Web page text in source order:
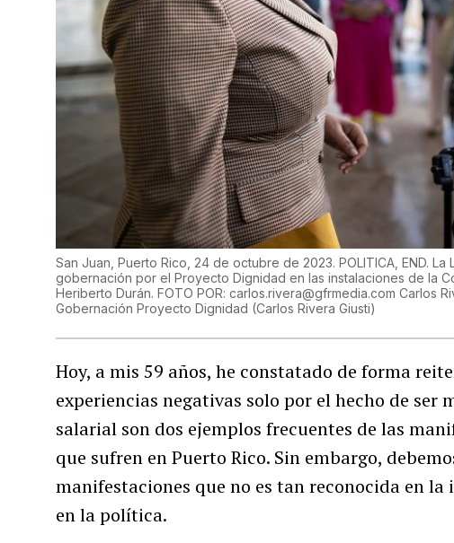
San Juan, Puerto Rico, 24 de octubre de 2023. POLITICA, END.
gobernación por el Proyecto Dignidad en las instalaciones de la
Heriberto Durán. FOTO POR: carlos.rivera@gfrmedia.com Carlos
Gobernación Proyecto Dignidad (Carlos Rivera Giusti)
Hoy, a mis 59 años, he constatado de forma
experiencias negativas solo por el hecho de
salarial son dos ejemplos frecuentes de las
que sufren en Puerto Rico. Sin embargo,
manifestaciones que no es tan reconocida en
en la política.